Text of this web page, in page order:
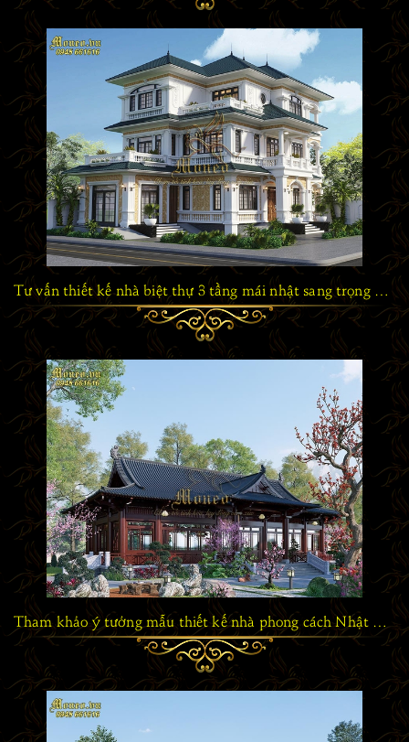
Tư vấn thiết kế nhà biệt thự 3 tầng mái nhật sang trọng đẳng cấp tại Thái Bình
Tham khảo ý tưởng mẫu thiết kế nhà phong cách Nhật Bản truyền thống